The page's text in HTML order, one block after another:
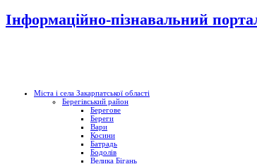
Інформаційно-пізнавальний
Міста і села Закарпатської області
Берегівський район
Берегове
Береги
Вари
Косини
Батрадь
Бодолів
Велика Бігань